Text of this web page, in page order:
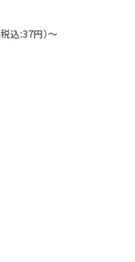
税込:37円）～